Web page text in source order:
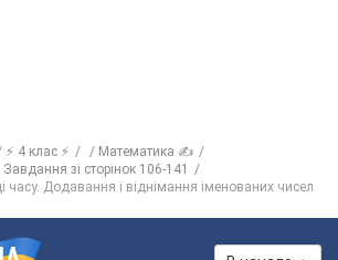
⚡ 4 клас ⚡
Математика ✍
Завдання зі сторінок 106-141
часу. Додавання і віднімання іменованих чисел